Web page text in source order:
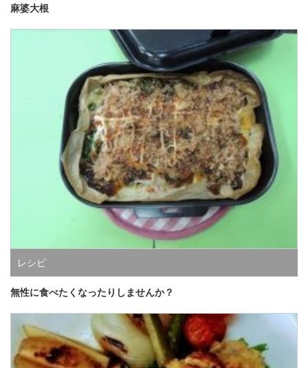
麻婆大根
レシピ
無性に食べたくなったりしませんか？